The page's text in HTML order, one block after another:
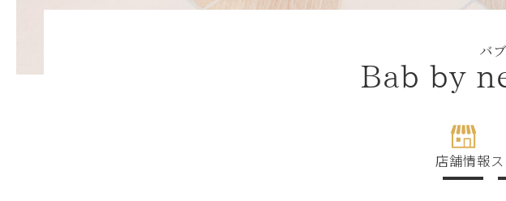
バ
Bab by
店舗情報